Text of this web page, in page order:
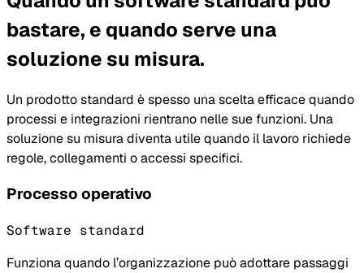
bastare, e quando serve una
soluzione su misura.
Un prodotto standard è spesso una scelta efficace quando
processi e integrazioni rientrano nelle sue funzioni. Una
soluzione su misura diventa utile quando il lavoro richiede
regole, collegamenti o accessi specifici.
Processo operativo
Software standard
Funziona quando l’organizzazione può adottare passaggi